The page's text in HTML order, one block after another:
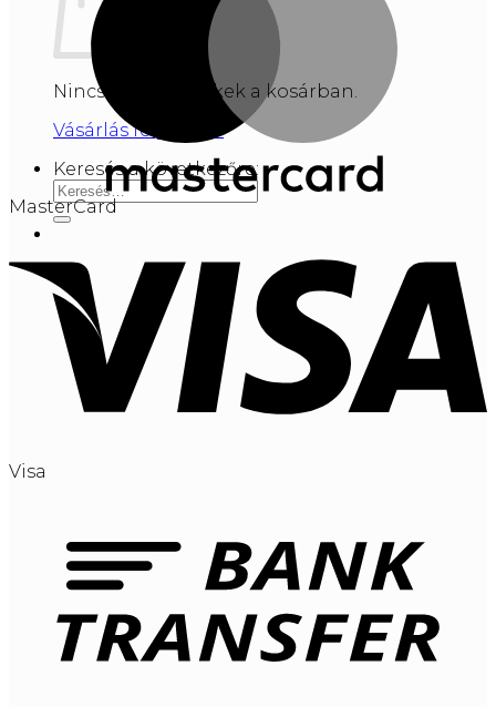
Nincsenek termékek a kosárban.
Vásárlás folytatása
Keresés a következőre:
MasterCard
Visa